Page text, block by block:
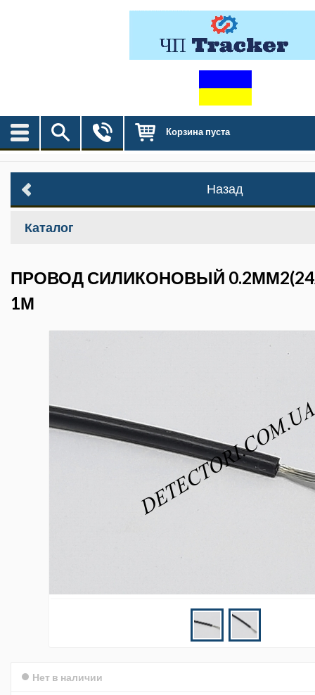
Корзина пуста
Назад
Каталог
ПРОВОД СИЛИКОНОВЫЙ
1М
Нет в наличии